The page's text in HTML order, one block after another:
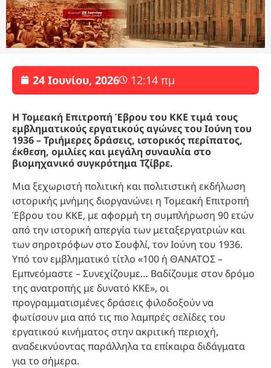
24 Ιουνίου, 2026 12:14 πμ
Η Τομεακή Επιτροπή Έβρου του ΚΚΕ τιμά τους
εμβληματικούς εργατικούς αγώνες του Ιούνη του
1936 – Τριήμερες δράσεις, ιστορικός περίπατος,
έκθεση, ομιλίες και μεγάλη συναυλία στο
βιομηχανικό συγκρότημα Τζίβρε.
Μια ξεχωριστή πολιτική και πολιτιστική εκδήλωση
ιστορικής μνήμης διοργανώνει η Τομεακή Επιτροπή
Έβρου του ΚΚΕ, με αφορμή τη συμπλήρωση 90 ετών
από την ιστορική απεργία των μεταξεργατριών και
των σηροτρόφων στο Σουφλί, τον Ιούνη του 1936.
Υπό τον εμβληματικό τίτλο «100 ή ΘΑΝΑΤΟΣ –
Εμπνεόμαστε – Συνεχίζουμε… Βαδίζουμε στον δρόμο
της ανατροπής με δυνατό ΚΚΕ», οι
προγραμματισμένες δράσεις φιλοδοξούν να
φωτίσουν μια από τις πιο λαμπρές σελίδες του
εργατικού κινήματος στην ακριτική περιοχή,
αναδεικνύοντας παράλληλα τα επίκαιρα διδάγματα
για το σήμερα.